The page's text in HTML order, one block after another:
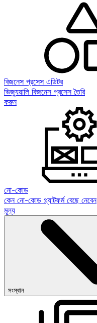
বিজনেস প্রসেস এডিটর
ভিজ্যুয়ালি বিজনেস প্রসেস তৈরি
করুন
নো-কোড
কেন নো-কোড প্ল্যাটফর্ম বেছে নেবেন
মূল্য
সংস্থান